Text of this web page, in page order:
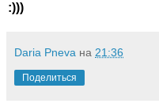
:)))
Daria Pneva на 21:36
Поделиться